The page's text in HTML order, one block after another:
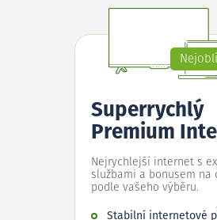
Superrychlý
Premium
Nejrychlejší internet s
službami a bonusem na
podle vašeho výběru.
Stabilní internetové